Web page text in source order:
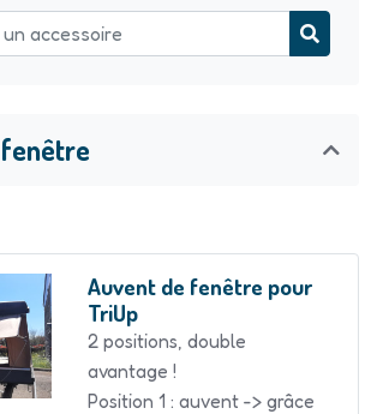
Auvent de fenêtre pour
TriUp
2 positions, double
avantage !
Position 1 : auvent -> grâce